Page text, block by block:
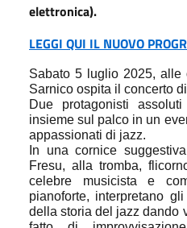
elettronica).
LEGGI QUI IL NUOVO
Sabato 5 luglio 2025,
Sarnico ospita il concerto
Due protagonisti
insieme sul palco in un
appassionati di jazz.
In una cornice
Fresu, alla tromba,
celebre musicista e
pianoforte, interpretano
della storia del jazz dando